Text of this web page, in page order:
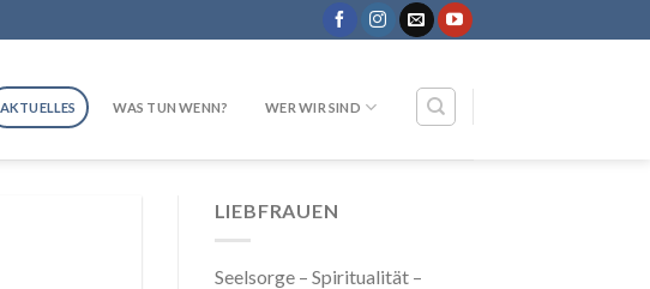
AKTUELLES WAS TUN WENN? WER WIR SIND
LIEBFRAUEN
Seelsorge – Spiritualität –